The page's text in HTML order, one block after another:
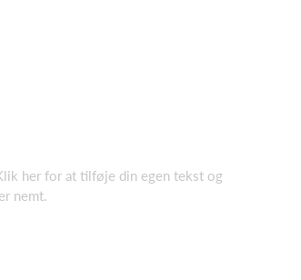
her for at tilføje din egen tekst og
nemt.